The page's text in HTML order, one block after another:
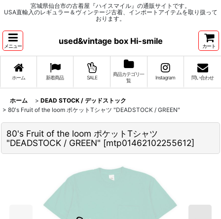
宮城県仙台市の古着屋『ハイスマイル』の通販サイトです。
USA直輸入のレギュラー＆ヴィンテージ古着、インポートアイテムを取り扱って
おります。
メニュー
used&vintage box Hi-smile
カート
ホーム 新着商品 SALE
商品カテゴリ一
覧
Instagram 問い合わせ
ホーム > DEAD STOCK / デッドストック
> 80's Fruit of the loom ポケットTシャツ "DEADSTOCK / GREEN"
80's Fruit of the loom ポケットTシャツ
"DEADSTOCK / GREEN" [mtp01462102255612]